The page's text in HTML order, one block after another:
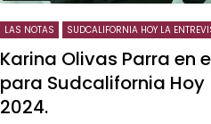
LAS NOTAS SUDCALIFORNIA HOY LA
Karina Olivas Parra en
para Sudcalifornia Hoy
2024.